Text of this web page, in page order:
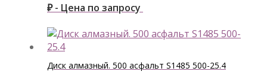
₽ - Цена по запросу
Диск алмазный. 500 асфальт S1485 500-25.4